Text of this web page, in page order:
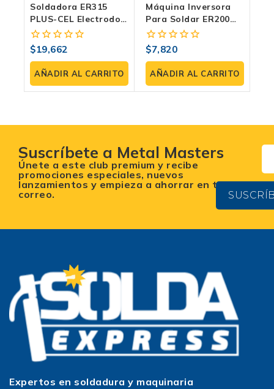
Soldadora ER315
PLUS-CEL Electrodo Y
TIG 315 AMP
0
fuera
de
5
$19,662
AÑADIR AL CARRITO
Máquina Inversora
Para Soldar ER200
PLUS-VD: Soldadura
TIG Y Electrodo
(SMAW)
0
fuera
de
5
$7,820
AÑADIR AL CARRITO
Suscríbete a Metal Masters
Únete a este club premium y recibe
promociones especiales, nuevos
lanzamientos y empieza a ahorrar en tu
correo.
Expertos en soldadura y maquinaria